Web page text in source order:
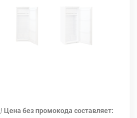
Цена без промокода составляет: